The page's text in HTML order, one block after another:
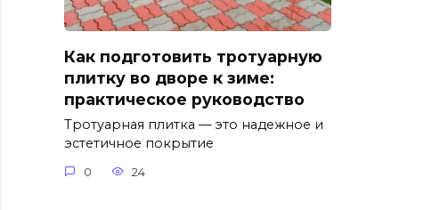
Как подготовить тротуарную
плитку во дворе к зиме:
практическое руководство
Тротуарная плитка — это надежное и
эстетичное покрытие
0 24